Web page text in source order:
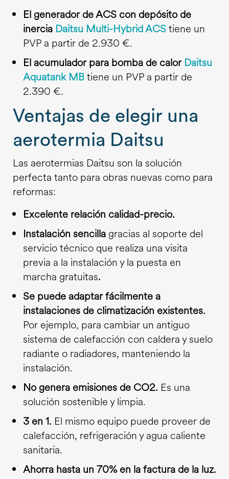
El generador de ACS con depósito de
inercia Daitsu Multi-Hybrid ACStiene un
PVP a partir de 2.930 €.
El acumulador para bomba de calor Daitsu
Aquatank MBtiene un PVP a partir de
2.390 €.
Ventajas de elegir una
aerotermia Daitsu
Las aerotermias Daitsu son la solución
perfecta tanto para obras nuevas como para
reformas:
Excelente relación calidad-precio.
Instalación sencilla gracias al soporte del
servicio técnico que realiza una visita
previa a la instalación y la puesta en
marcha gratuitas.
Se puede adaptar fácilmente a
instalaciones de climatización existentes.
Por ejemplo, para cambiar un antiguo
sistema de calefacción con caldera y suelo
radiante o radiadores, manteniendo la
instalación.
No genera emisiones de CO2. Es una
solución sostenible y limpia.
3 en 1. El mismo equipo puede proveer de
calefacción, refrigeración y agua caliente
sanitaria.
Ahorra hasta un 70% en la factura de la luz.